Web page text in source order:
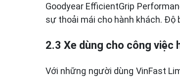
Goodyear EfficientGrip
sự thoải mái cho hành khách. Độ
2.3 Xe dùng cho công việc
Với những người dùng VinFast